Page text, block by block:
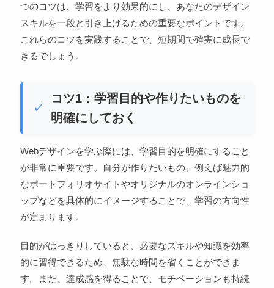
つのコツは、学習をより効果的にし、あなたのデザイン
スキルを一段と引き上げるための重要なポイントです。
これらのコツを実践することで、短期間で確実に成長で
きるでしょう。
コツ1：学習目的や作りたいものを
明確にしておく
Webデザインを学ぶ際には、学習目的を明確にすること
が非常に重要です。自分が作りたいもの、例えば魅力的
なポートフォリオサイトやオリジナルのオンラインショ
ップなどを具体的にイメージすることで、学習の方向性
が定まります。
目的がはっきりしていると、必要なスキルや知識を効率
的に習得できるため、無駄な時間を省くことができま
す。また、達成感を得ることで、モチベーションも持続